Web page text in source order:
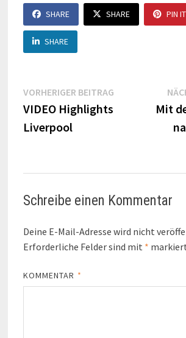
SHARE SHARE PIN IT
SHARE
Beitragsnavigation
VORHERIGER BEITRAGVorheriger
VIDEO Highlights
Liverpool
Mit
Schreibe einen Kommentar
Deine E-Mail-Adresse wird nicht
Erforderliche Felder sind mit *
KOMMENTAR *